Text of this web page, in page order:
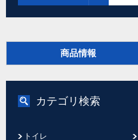
商品情報
カテゴリ検索
トイレ